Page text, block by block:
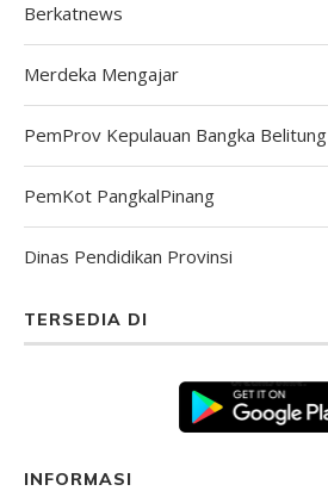
Berkatnews
Merdeka Mengajar
PemProv Kepulauan Bangka Belitung
PemKot PangkalPinang
Dinas Pendidikan Provinsi
TERSEDIA DI
INFORMASI